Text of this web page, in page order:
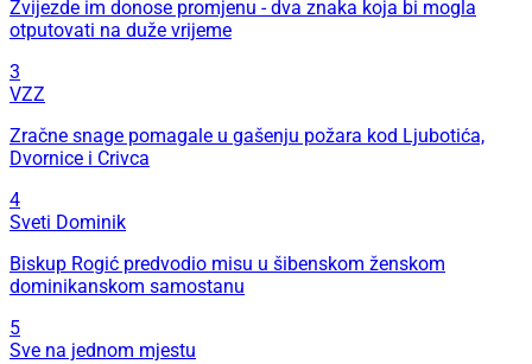
Zvijezde im donose promjenu - dva znaka koja bi mogla
otputovati na duže vrijeme
3
VZZ
Zračne snage pomagale u gašenju požara kod Ljubotića,
Dvornice i Crivca
4
Sveti Dominik
Biskup Rogić predvodio misu u šibenskom ženskom
dominikanskom samostanu
5
Sve na jednom mjestu